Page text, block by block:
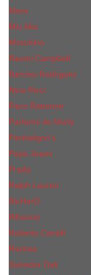
Mexx
Miu Miu
Mоsсhino
Naomi Campbell
Narciso Rodriguez
Nina Ricci
Paco Rabanne
Parfums de Marly
Penhaligon's
Pepe Jeans
Prada
Ralph Lauren
RicHarD
Rihanna
Roberto Cavalli
Rochas
Salvador Dali